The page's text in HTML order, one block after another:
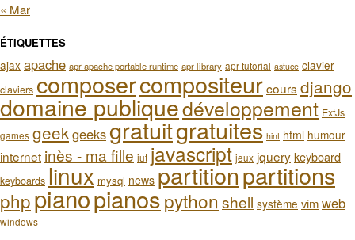
« Mar
ÉTIQUETTES
ajax apache apr apache portable runtime apr library apr tutorial astuce clavier
claviers composercompositeurcours django
domaine publiquedéveloppement ExtJs
games geekgeeksgratuitgratuites hint html humour
internet inès - ma fille iut javascript jeux jquerykeyboard
keyboards linux mysql news partitionpartitions
phppianopianospython shell système vimweb
windows